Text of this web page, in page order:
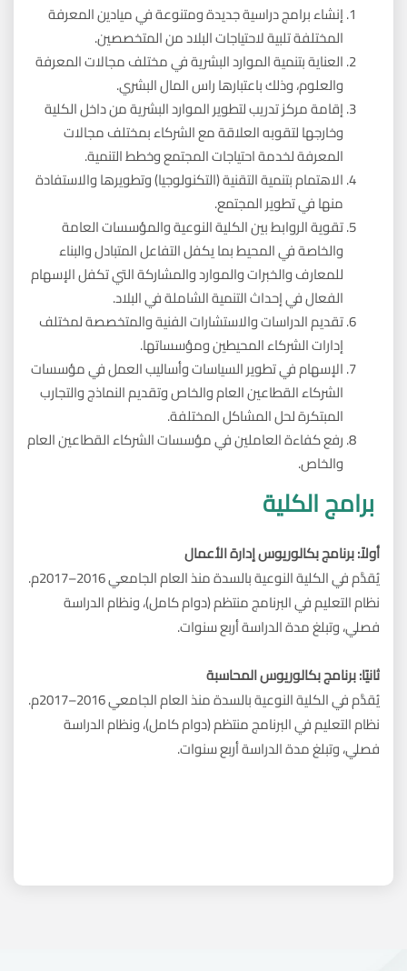
إنشاء برامج دراسية جديدة ومتنوعة في ميادين المعرفة
المختلفة تلبية لاحتياجات البلاد من المتخصصين.
العناية بتنمية الموارد البشرية في مختلف مجالات المعرفة
والعلوم، وذلك باعتبارها راس المال البشري.
إقامة مركز تدريب لتطوير الموارد البشرية من داخل الكلية
وخارجها لتقوبه العلاقة مع الشركاء بمختلف مجالات
المعرفة لخدمة احتياجات المجتمع وخطط التنمية.
الاهتمام بتنمية التقنية (التكنولوجيا) وتطويرها والاستفادة
منها في تطوير المجتمع.
تقوية الروابط بين الكلية النوعية والمؤسسات العامة
والخاصة في المحيط بما يكفل التفاعل المتبادل والبناء
للمعارف والخبرات والموارد والمشاركة التي تكفل الإسهام
الفعال في إحداث التنمية الشاملة في البلاد.
تقديم الدراسات والاستشارات الفنية والمتخصصة لمختلف
إدارات الشركاء المحيطين ومؤسساتها.
الإسهام في تطوير السياسات وأساليب العمل في مؤسسات
الشركاء القطاعين العام والخاص وتقديم النماذج والتجارب
المبتكرة لحل المشاكل المختلفة.
رفع كفاءة العاملين في مؤسسات الشركاء القطاعين العام
والخاص.
برامج الكلية
أولاً: برنامج بكالوريوس إدارة الأعمال
يُقدَّم في الكلية النوعية بالسدة منذ العام الجامعي 2016–2017م.
نظام التعليم في البرنامج منتظم (دوام كامل)، ونظام الدراسة
فصلي، وتبلغ مدة الدراسة أربع سنوات.
ثانيًا: برنامج بكالوريوس المحاسبة
يُقدَّم في الكلية النوعية بالسدة منذ العام الجامعي 2016–2017م.
نظام التعليم في البرنامج منتظم (دوام كامل)، ونظام الدراسة
فصلي، وتبلغ مدة الدراسة أربع سنوات.